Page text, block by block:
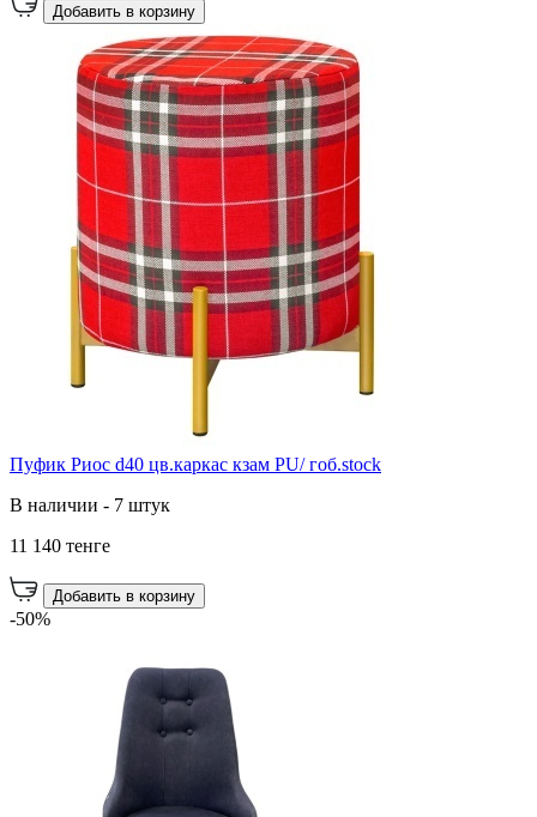
Добавить в корзину
Пуфик Риос d40 цв.каркас кзам PU/ гоб.stock
В наличии - 7 штук
11 140 тенге
Добавить в корзину
-50%